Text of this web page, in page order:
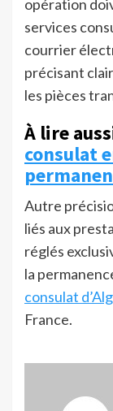
opération
services
courrier
précisant
les pièces
À lire
consulat
Autre
liés aux
réglés
la
consulat
France.